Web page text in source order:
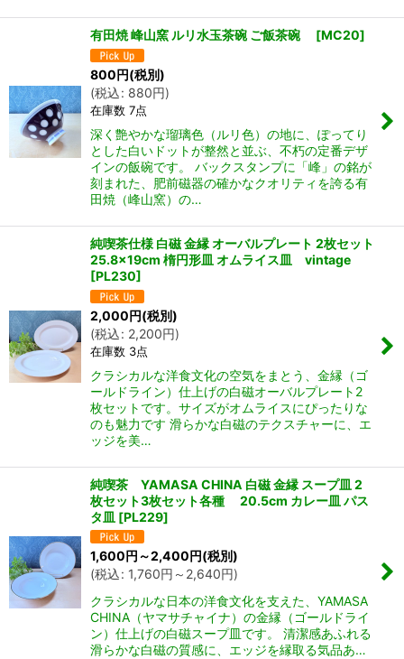
有田焼 峰山窯 ルリ水玉茶碗 ご飯茶碗 [MC20]
800円(税別)
(税込: 880円)
在庫数 7点
深く艶やかな瑠璃色（ルリ色）の地に、ぽってり
とした白いドットが整然と並ぶ、不朽の定番デザ
インの飯碗です。 バックスタンプに「峰」の銘が
刻まれた、肥前磁器の確かなクオリティを誇る有
田焼（峰山窯）の…
純喫茶仕様 白磁 金縁 オーバルプレート 2枚セット
25.8×19cm 楕円形皿 オムライス皿 vintage
[PL230]
2,000円(税別)
(税込: 2,200円)
在庫数 3点
クラシカルな洋食文化の空気をまとう、金縁（ゴ
ールドライン）仕上げの白磁オーバルプレート2
枚セットです。サイズがオムライスにぴったりな
のも魅力です 滑らかな白磁のテクスチャーに、エ
ッジを美…
純喫茶 YAMASA CHINA 白磁 金縁 スープ皿 2
枚セット3枚セット各種 20.5cm カレー皿 パス
タ皿 [PL229]
1,600円 ～2,400円(税別)
(税込: 1,760円 ～2,640円)
クラシカルな日本の洋食文化を支えた、YAMASA
CHINA（ヤマサチャイナ）の金縁（ゴールドライ
ン）仕上げの白磁スープ皿です。 清潔感あふれる
滑らかな白磁の質感に、エッジを縁取る気品あ…